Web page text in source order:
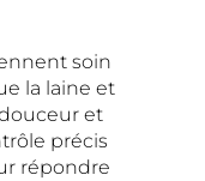
soin
la laine et
et
précis
répondre